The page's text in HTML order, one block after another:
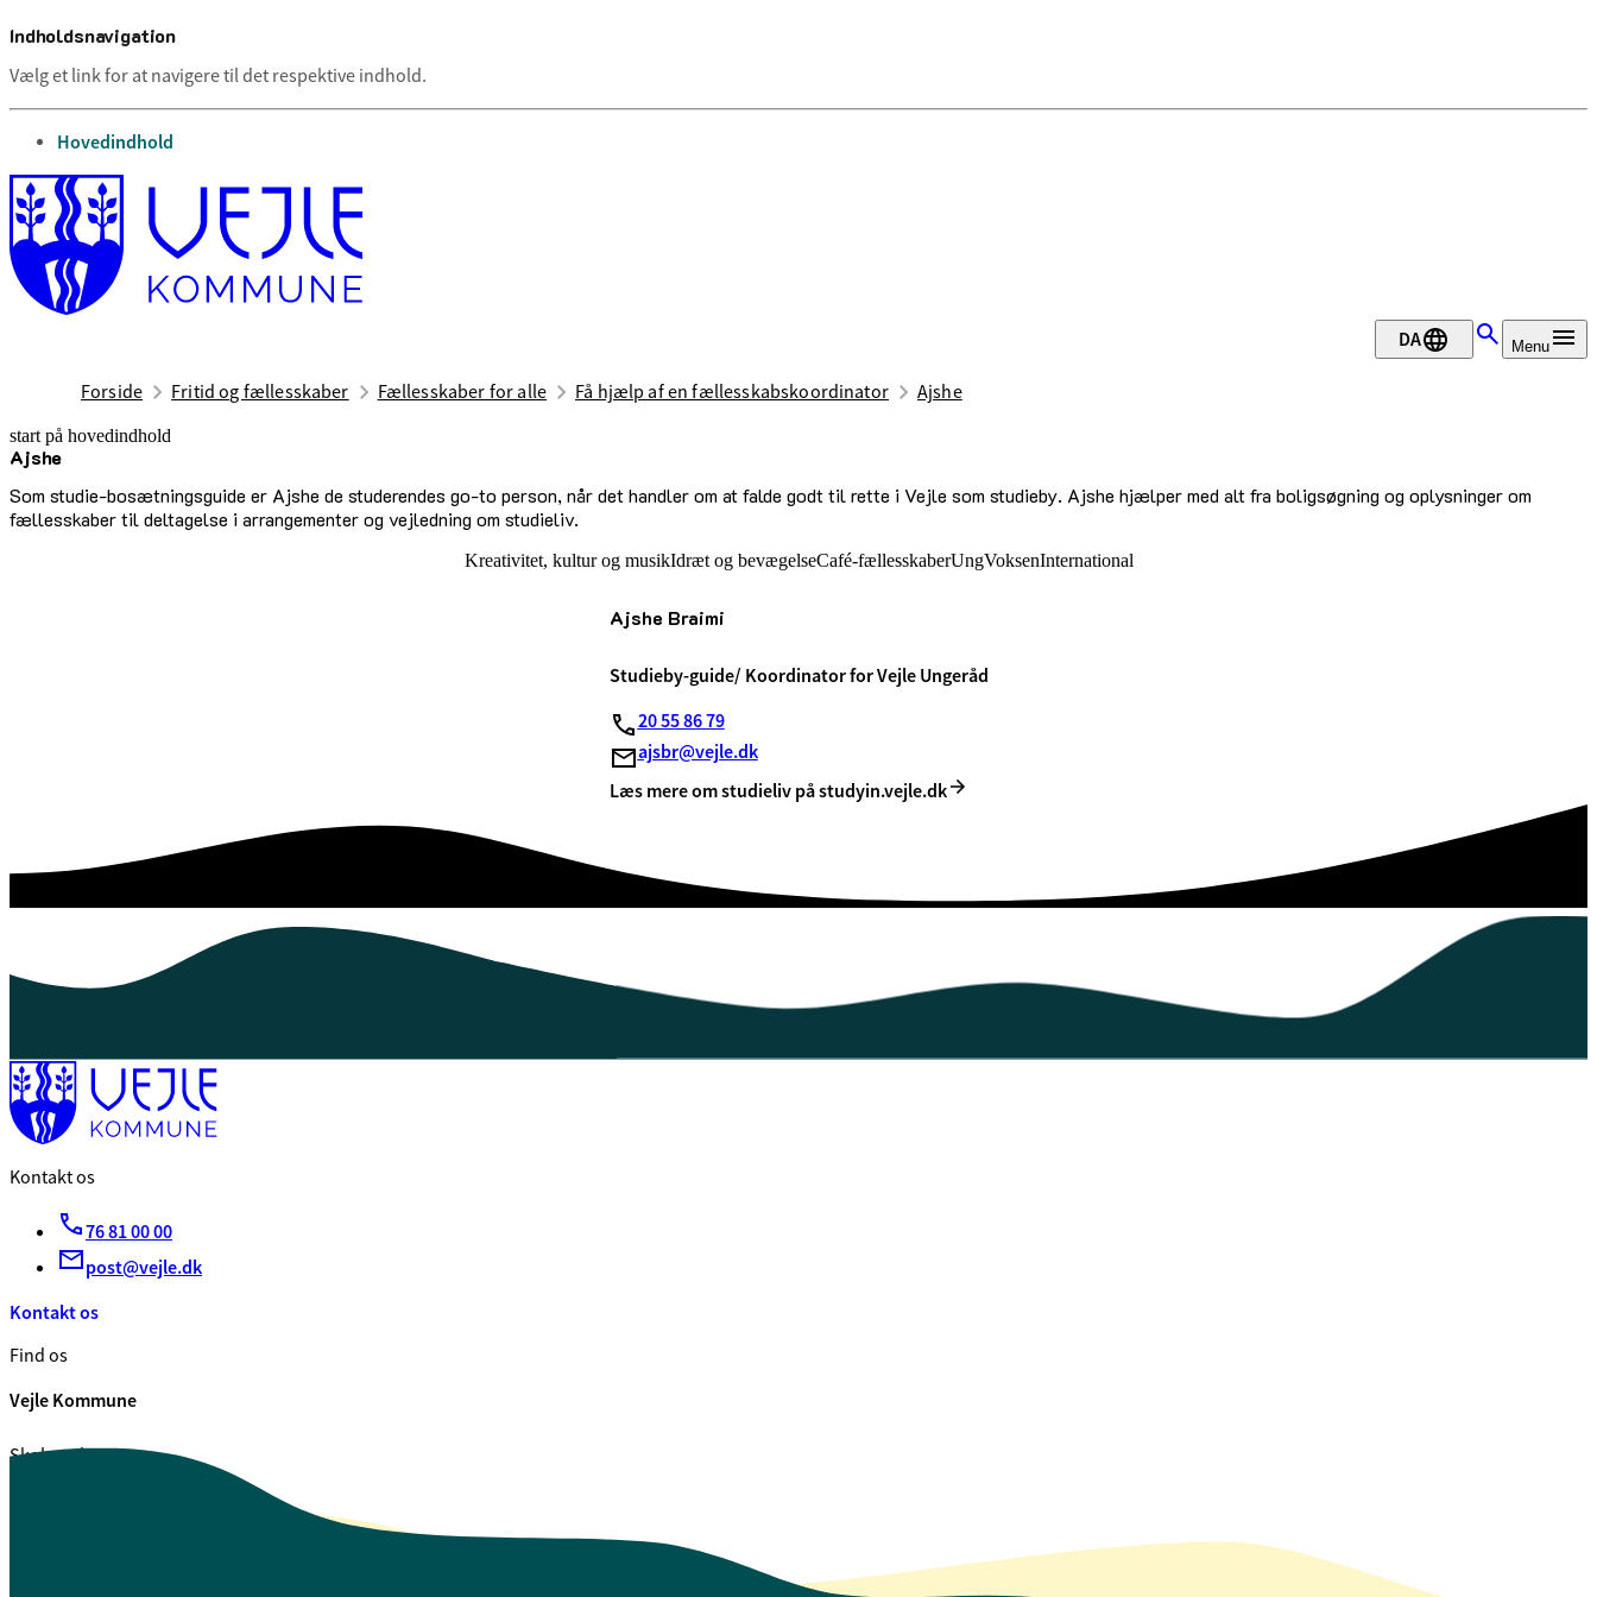
Indholdsnavigation
Vælg et link for at navigere til det respektive indhold.
gå til
Hovedindhold
DA Menu
Forside Fritid og fællesskaber Fællesskaber for alle Få hjælp af en fællesskabskoordinator Ajshe
start på hovedindhold
Ajshe
Som studie-bosætningsguide er Ajshe de studerendes go-to person, når det handler om at falde godt til rette i Vejle som studieby. Ajshe hjælper med alt fra boligsøgning og oplysninger om
fællesskaber til deltagelse i arrangementer og vejledning om studieliv.
senest opdateret 23. juni 2026
Kreativitet, kultur og musikIdræt og bevægelseCafé-fællesskaberUngVoksenInternational
Ajshe Braimi
Studieby-guide/ Koordinator for Vejle Ungeråd
20 55 86 79
ajsbr@vejle.dk
Læs mere om studieliv på studyin.vejle.dk
Kontakt os
76 81 00 00
post@vejle.dk
Kontakt os
Find os
Vejle Kommune
Skolegade 1